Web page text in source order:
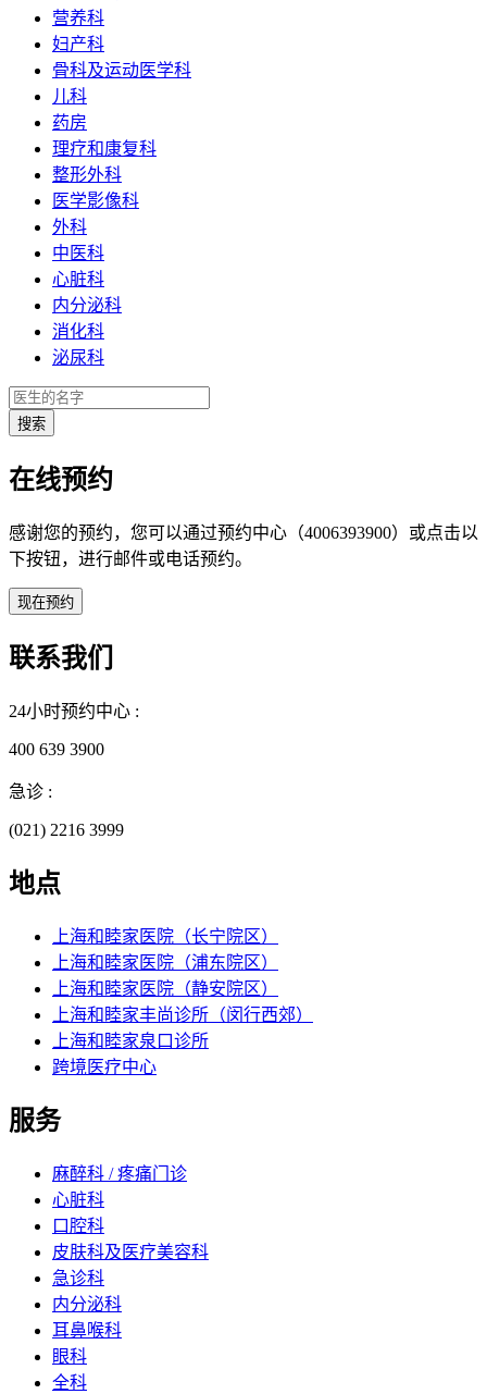
营养科
妇产科
骨科及运动医学科
儿科
药房
理疗和康复科
整形外科
医学影像科
外科
中医科
心脏科
内分泌科
消化科
泌尿科
在线预约
感谢您的预约，您可以通过预约中心（4006393900）或点击以
下按钮，进行邮件或电话预约。
联系我们
24小时预约中心 :
400 639 3900
急诊 :
(021) 2216 3999
地点
上海和睦家医院（长宁院区）
上海和睦家医院（浦东院区）
上海和睦家医院（静安院区）
上海和睦家丰尚诊所（闵行西郊）
上海和睦家泉口诊所
跨境医疗中心
服务
麻醉科 / 疼痛门诊
心脏科
口腔科
皮肤科及医疗美容科
急诊科
内分泌科
耳鼻喉科
眼科
全科